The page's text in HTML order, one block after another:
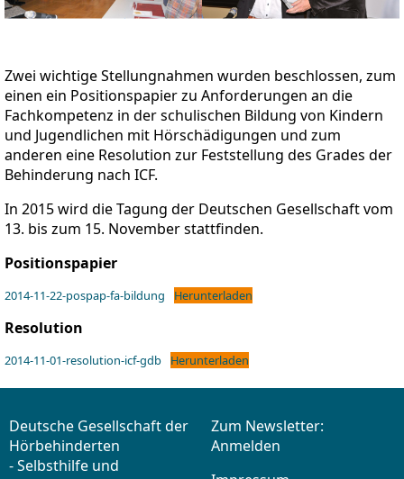
Zwei wichtige Stellungnahmen wurden beschlossen, zum
einen ein Positionspapier zu Anforderungen an die
Fachkompetenz in der schulischen Bildung von Kindern
und Jugendlichen mit Hörschädigungen und zum
anderen eine Resolution zur Feststellung des Grades der
Behinderung nach ICF.
In 2015 wird die Tagung der Deutschen Gesellschaft vom
13. bis zum 15. November stattfinden.
Positionspapier
2014-11-22-pospap-fa-bildung Herunterladen
Resolution
2014-11-01-resolution-icf-gdb Herunterladen
Deutsche Gesellschaft der
Hörbehinderten
- Selbsthilfe und
Zum Newsletter:
Anmelden